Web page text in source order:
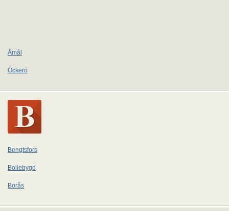
Åmål
Öckerö
Bengtsfors
Bollebygd
Borås